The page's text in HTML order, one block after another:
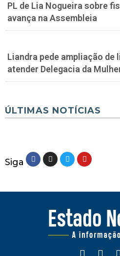
PL de Lia Nogueira sobre
avança na Assembleia
Liandra pede ampliação de
atender Delegacia da
ÚLTIMAS NOTÍCIAS
Siga